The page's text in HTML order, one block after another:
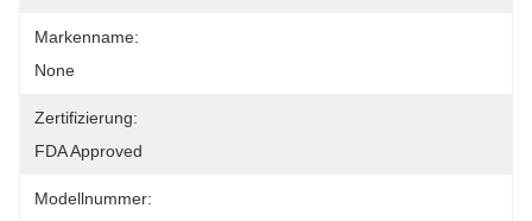
Markenname:
None
Zertifizierung:
FDA Approved
Modellnummer: